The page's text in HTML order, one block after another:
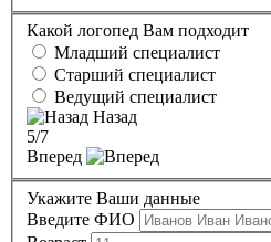
Какой логопед Вам подходит
Младший специалист
Старший специалист
Ведущий специалист
Назад
5/7
Вперед
Укажите Ваши данные
Введите ФИО